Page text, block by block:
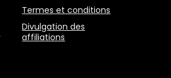
Termes et conditions
Divulgation des
affiliations